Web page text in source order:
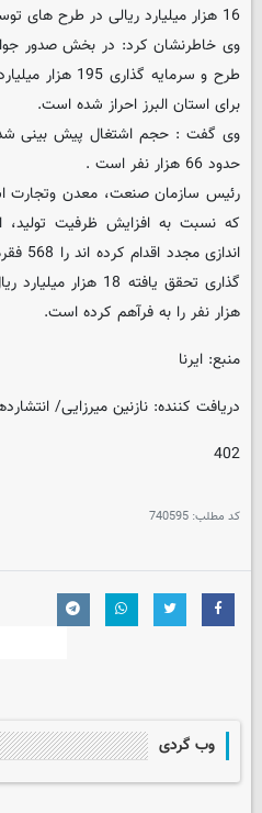
16 هزار میلیارد ریالی در طرح های توسعه این دوره را دارااست .
برای استان البرز احراز شده است.
وی گفت : حجم اشتغال پیش بینی
حدود 66 هزار نفر است .
رئیس سازمان صنعت، معدن وتجارت
که نسبت به افزایش ظرفیت تولید،
هزار نفر را به فرآهم کرده است.
منبع: ایرنا
دریافت کننده: نازنین میرزایی/
402
کد مطلب: 740595
وب گردی